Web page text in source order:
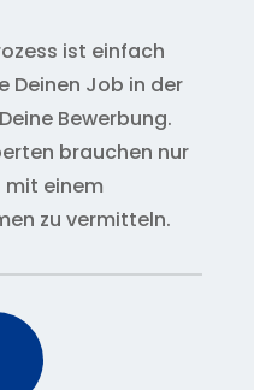
ist einfach
Deinen Job in der
Bewerbung.
brauchen nur
mit einem
zu vermitteln.